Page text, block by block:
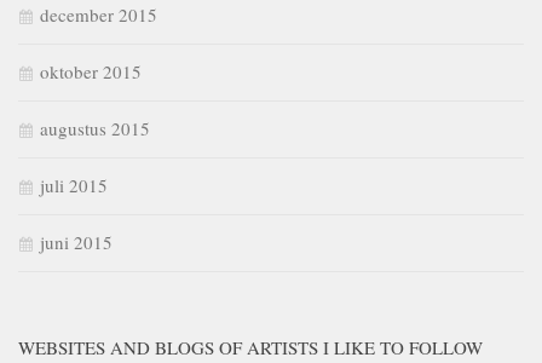
december 2015
oktober 2015
augustus 2015
juli 2015
juni 2015
WEBSITES AND BLOGS OF ARTISTS I LIKE TO FOLLOW